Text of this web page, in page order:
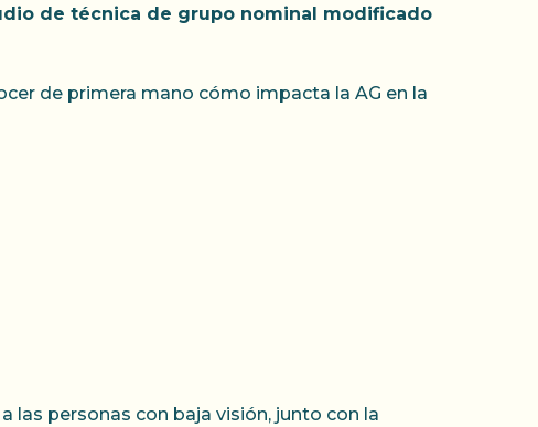
de técnica de grupo nominal modificado
de primera mano cómo impacta la AG en la
las personas con baja visión, junto con la